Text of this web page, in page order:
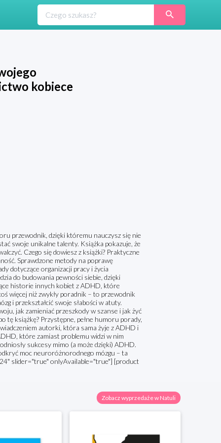
kobiece
przewodnik, dzięki któremu nauczysz się nie
swoje unikalne talenty. Książka pokazuje, że
Czego się dowiesz z książki? Praktyczne
Sprawdzone metody na poprawę
dotyczące organizacji pracy i życia
do budowania pewności siebie, dzięki
historie innych kobiet z ADHD, które
więcej niż zwykły poradnik – to przewodnik
i przekształcić swoje słabości w atuty.
jak zamieniać przeszkody w szanse i jak żyć
tę książkę? Przystępne, pełne humoru porady,
autorki, która sama żyje z ADHD i
które zamiast problemu widzi w nim
sukcesy mimo (a może dzięki) ADHD.
moc neuroróżnorodnego mózgu – ta
slider="true" onlyAvailable="true"] [product
Zobacz wyprzedaże w Natuli